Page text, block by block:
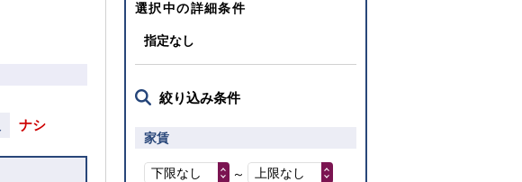
ナシ
選択中の詳細条件
指定なし
絞り込み条件
家賃
下限なし ～ 上限なし